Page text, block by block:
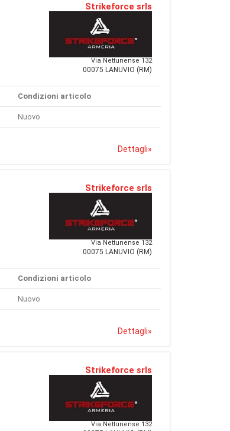
Strikeforce srls
Via Nettunense 132
00075 LANUVIO (RM)
Condizioni articolo
Nuovo
Dettagli»
Strikeforce srls
Via Nettunense 132
00075 LANUVIO (RM)
Condizioni articolo
Nuovo
Dettagli»
Strikeforce srls
Via Nettunense 132